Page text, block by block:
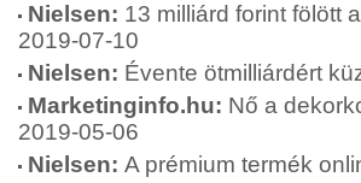
Nielsen: 13 milliárd forint fölött
2019-07-10
Nielsen: Évente ötmilliárdért
Marketinginfo.hu: Nő a
2019-05-06
Nielsen: A prémium termék